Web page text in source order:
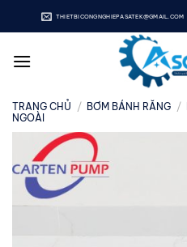
qua
dung
THIETBICONGNGHIEPASATEK@GMAIL.COM
TRANG CHỦ / BƠM BÁNH RĂNG /
NGOÀI